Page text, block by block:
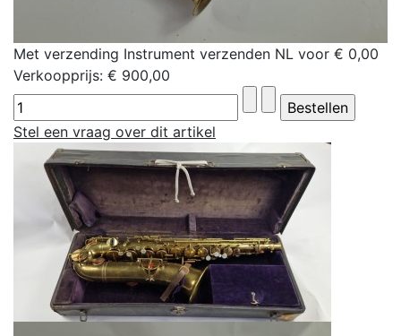
Met verzending Instrument verzenden NL voor € 0,00
Verkoopprijs: € 900,00
Stel een vraag over dit artikel